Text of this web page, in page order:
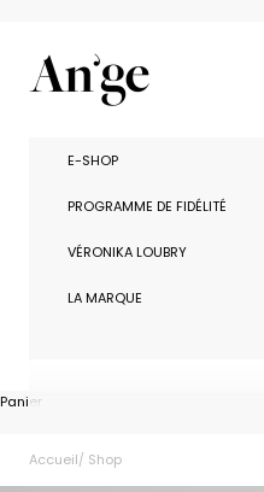
Ange Paris
E-SHOP
PROGRAMME DE FIDÉLITÉ
VÉRONIKA LOUBRY
LA MARQUE
Panier
Accueil
Shop